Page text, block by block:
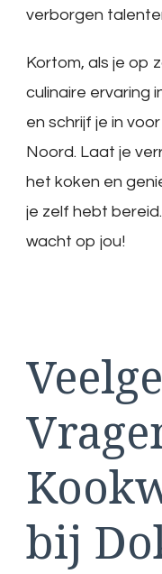
verborgen
Kortom, als je op
culinaire ervaring
en schrijf je in
Noord. Laat je
het koken en
je zelf hebt
wacht op jou!
bij